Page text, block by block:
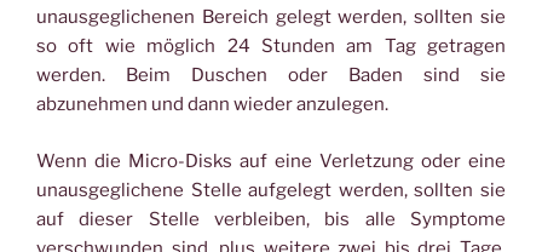
unausgeglichenen Bereich gelegt werden, sollten sie
so oft wie möglich 24 Stunden am Tag getragen
werden. Beim Duschen oder Baden sind sie
abzunehmen und dann wieder anzulegen.
Wenn die Micro-Disks auf eine Verletzung oder eine
unausgeglichene Stelle aufgelegt werden, sollten sie
auf dieser Stelle verbleiben, bis alle Symptome